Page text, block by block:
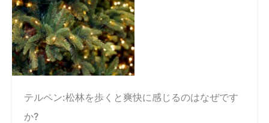
テルペン:松林を歩くと爽快に感じるのはなぜです
か?